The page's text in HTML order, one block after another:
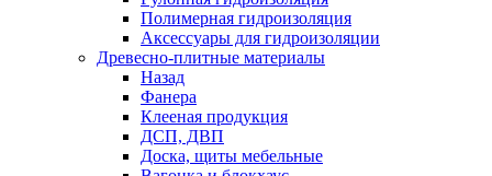
Полимерная гидроизоляция
Аксессуары для гидроизоляции
Древесно-плитные материалы
Назад
Фанера
Клееная продукция
ДСП, ДВП
Доска, щиты мебельные